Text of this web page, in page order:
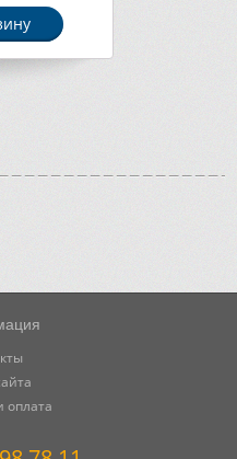
оплата